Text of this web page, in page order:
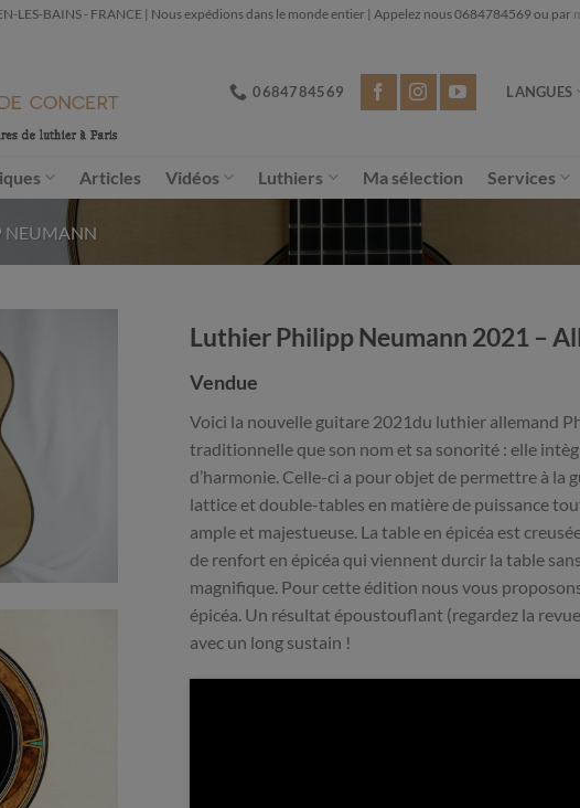
LES-BAINS - FRANCE | Nous expédions dans le monde entier | Appelez nous 0684784569 ou par
0684784569 LANGUES
Articles Vidéos Luthiers Ma sélection Services
NEUMANN
Luthier Philipp Neumann 2021 –
Vendue
Voici la nouvelle guitare 2021du luthier allemand
traditionnelle que son nom et sa sonorité : elle
d’harmonie. Celle-ci a pour objet de permettre à la
lattice et double-tables en matière de puissance
ample et majestueuse. La table en épicéa est
de renfort en épicéa qui viennent durcir la table
magnifique. Pour cette édition nous vous
épicéa. Un résultat époustouflant (regardez la
avec un long sustain !